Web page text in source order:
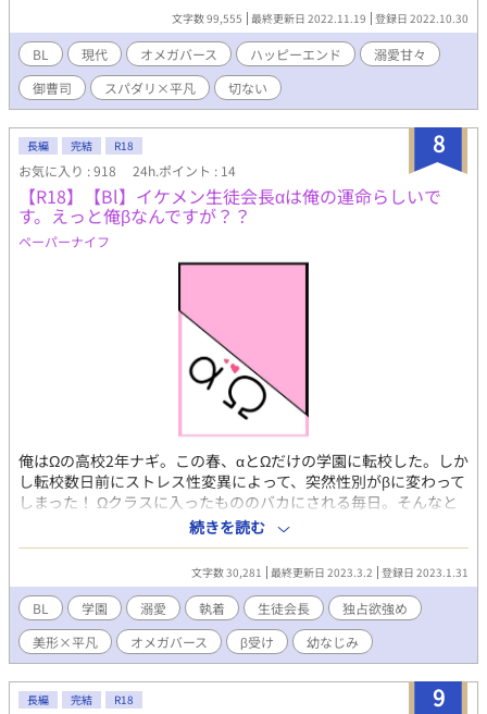
を自分の手で引き出したいと言う。 陽斗はそれを受け入れ、毎晩
彼の手で、甘く意地悪に、『治療』されることになる――。 優し
くて包容力があるけれど、相手のことが好きすぎて、ときどき心
の狭い独占欲をみせるアルファと、コンプレックス持ちでなかな
か素直になれないオメガの、紆余曲折しながらの幸せ探しです。
※オメガバース独自設定が含まれています。 ※R18部分には*印が
ついています。 ※複数(攻め以外の本番なし)・道具あります。苦
手な方はご注意下さい。 この話はfujossyさん、エブリスタさんで
も公開しています。
文字数 99,555 最終更新日 2022.11.19 登録日 2022.10.30
BL 現代 オメガバース ハッピーエンド
溺愛甘々
御曹司
スパダリ×平凡 切ない
8
長編 完結 R18
お気に入り : 918 24h.ポイント : 14
【R18】【Bl】イケメン生徒会長αは俺の運命らしいで
す。えっと俺βなんですが？？
ペーパーナイフ
俺はΩの高校2年ナギ。この春、αとΩだけの学園に転校した。しか
し転校数日前にストレス性変異によって、突然性別がβに変わって
しまった！ Ωクラスに入ったもののバカにされる毎日。そんなと
き学園一のαである生徒会長から 「お前は俺の運命だ」と言われ
てしまい…。 いや、俺今βなんですが？？ βに変わり運命の匂いが
わからず攻めから逃げようとする受け。アホな受けがαにえっちな
溺愛されます。 注意 無理やり 自慰 玩具 フェラ 中出し 何
でもありな人向け 妊娠可能ですが、主人公は妊娠しません リバな
し 無理やりだけど愛はある ほぼエロ ストーリー薄め オメガ
バース独自設定あり
続きを読む
文字数 30,281 最終更新日 2023.3.2 登録日 2023.1.31
BL 学園 溺愛 執着 生徒会長
独占欲強め
美形×平凡
オメガバース β受け 幼なじみ
9
長編 完結 R18